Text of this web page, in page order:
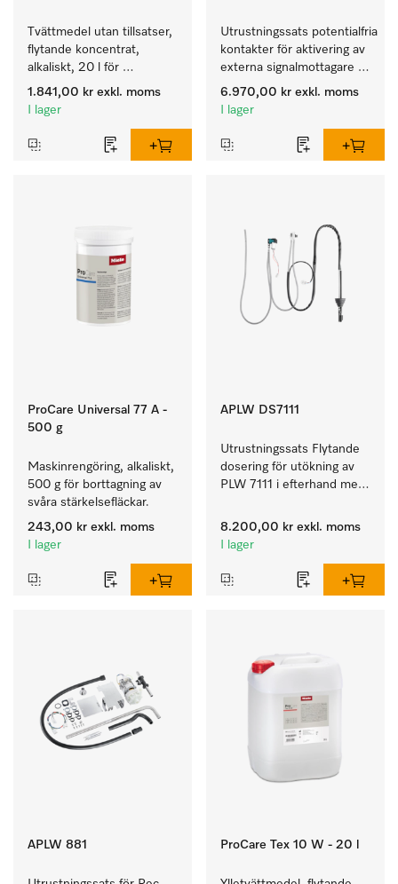
Tvättmedel utan tillsatser,
flytande koncentrat,
alkaliskt, 20 l för
rengöring av vittvätt och
färgäkta kulörtvätt.
1.841,00 kr exkl. moms
I lager
Utrustningssats potentialfria
kontakter för aktivering av
externa signalmottagare
för PLW 8636.
6.970,00 kr exkl. moms
I lager
ProCare Universal 77 A -
500 g
Maskinrengöring, alkaliskt,
500 g för borttagning av
svåra stärkelsefläckar.
243,00 kr exkl. moms
I lager
APLW DS7111
Utrustningssats Flytande
dosering för utökning av
PLW 7111 i efterhand med
8.200,00 kr exkl. moms
I lager
APLW 881 ProCare Tex 10 W - 20 l